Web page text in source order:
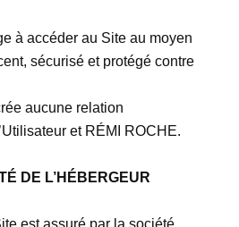
à accéder au Site au moyen
sécurisé et protégé contre
aucune relation
et RÉMI ROCHE.
DE L’HÉBERGEUR
est assuré par la société